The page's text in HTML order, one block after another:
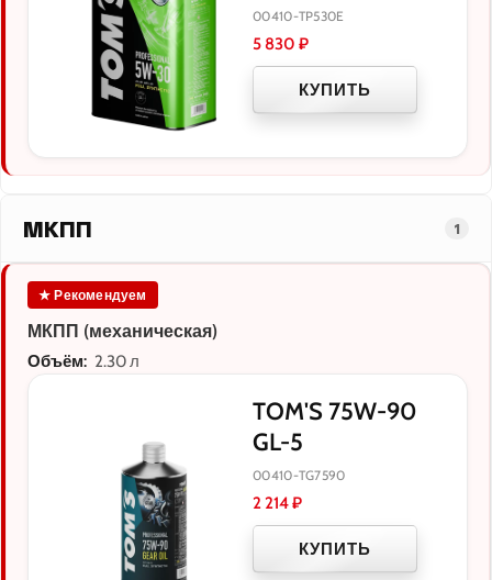
00410-TP530E
5 830 ₽
КУПИТЬ
МКПП 1
★ Рекомендуем
МКПП (механическая)
Объём: 2.30 л
TOM'S 75W-90
GL-5
00410-TG7590
2 214₽
КУПИТЬ